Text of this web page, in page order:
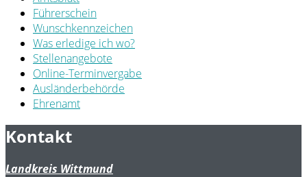
Führerschein
Wunschkennzeichen
Was erledige ich wo?
Stellenangebote
Online-Terminvergabe
Ausländerbehörde
Ehrenamt
Kontakt
Landkreis Wittmund